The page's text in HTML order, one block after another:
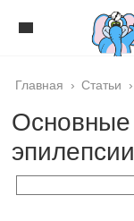
Главная › Статьи ›
эпилепсии